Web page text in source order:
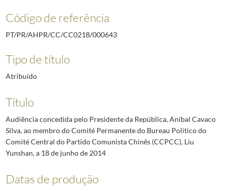
Código de referência
PT/PR/AHPR/CC/CC0218/000643
Tipo de título
Atribuído
Título
Audiência concedida pelo Presidente da República, Aníbal Cavaco
Silva, ao membro do Comité Permanente do Bureau Político do
Comité Central do Partido Comunista Chinês (CCPCC), Liu
Yunshan, a 18 de junho de 2014
Datas de produção